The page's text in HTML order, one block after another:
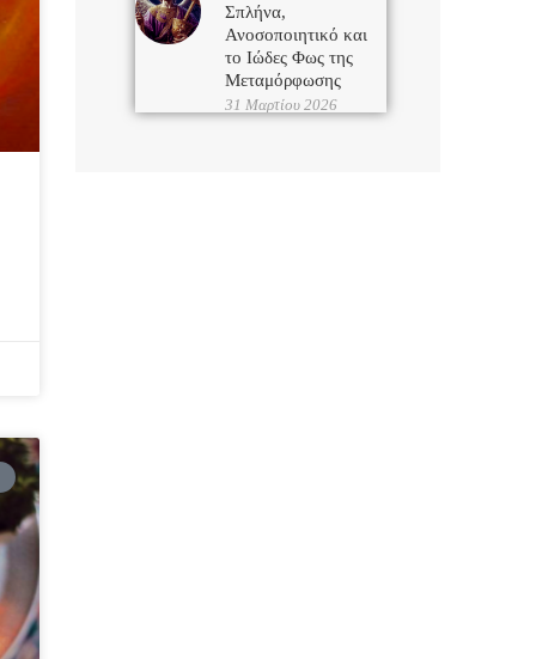
Σπλήνα,
Ανοσοποιητικό και
το Ιώδες Φως της
Μεταμόρφωσης
31 Μαρτίου 2026